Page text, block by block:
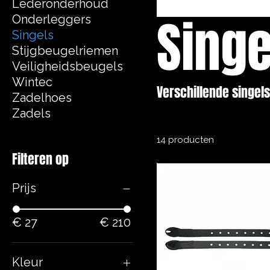
Lederonderhoud
Onderleggers
Singels
Stijgbeugelriemen
Veiligheidsbeugels
Wintec
Zadelhoes
Zadels
Filteren op
Prijs
€ 27 € 210
Kleur
Verschillende singels
14 producten